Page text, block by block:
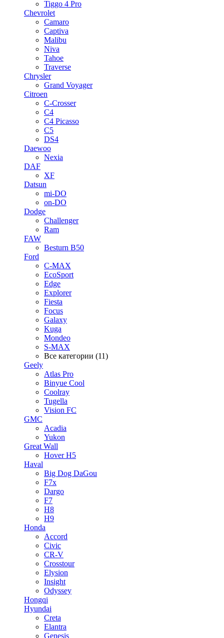
Tiggo 4 Pro
Chevrolet
Camaro
Captiva
Malibu
Niva
Tahoe
Traverse
Chrysler
Grand Voyager
Citroen
C-Crosser
C4
C4 Picasso
C5
DS4
Daewoo
Nexia
DAF
XF
Datsun
mi-DO
on-DO
Dodge
Challenger
Ram
FAW
Besturn B50
Ford
C-MAX
EcoSport
Edge
Explorer
Fiesta
Focus
Galaxy
Kuga
Mondeo
S-MAX
Все категории (11)
Geely
Atlas Pro
Binyue Cool
Coolray
Tugella
Vision FC
GMC
Acadia
Yukon
Great Wall
Hover H5
Haval
Big Dog DaGou
F7x
Dargo
F7
H8
H9
Honda
Accord
Civic
CR-V
Crosstour
Elysion
Insight
Odyssey
Hongqi
Hyundai
Creta
Elantra
Genesis